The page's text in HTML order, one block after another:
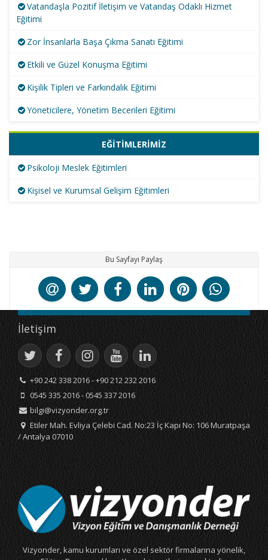
Vatandaşla Pozitif İletişim ve Vatandaş Odaklı Hizmet
Eğitimi
Zor İnsanlarla Başa Çıkma Sanatı Eğitimi
Etkili ve Güzel Konuşma Eğitimi
Kişilik Tipleri ve Farkındalık Eğitimi
Yöneticilere, Yönetim Becerileri Eğitimi
EĞİTİMLERİMİZ
Psikoloji Meslek Eğitimleri
Kişisel ve Kurumsal Gelişim Eğitimleri
Bu Sayfayı Paylaş
İletişim
+90 242 338 2016 - +90 212 232 2016
0545 335 2016 - 0545 337 2016
bilgi@vizyonder.org.tr
Etiler Mah. Evliya Çelebi Cad. No:23 İç Kapı No: 106 Muratpaşa
/ Antalya 07010
Vizyonder, kamu kurumları ve özel sektör firmalarına yönelik,